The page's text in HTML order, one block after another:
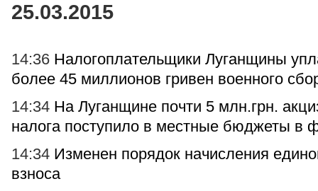
25.03.2015
14:36 Налогоплательщики Луганщины
более 45 миллионов гривен военного
14:34 На Луганщине почти 5 млн.грн.
налога поступило в местные бюджеты в
14:34 Изменен порядок начисления
взноса